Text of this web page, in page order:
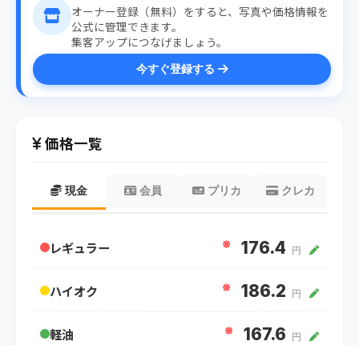
オーナー登録（無料）をすると、写真や価格情報を
公式に管理できます。
集客アップにつなげましょう。
今すぐ登録する
価格一覧
現金 会員 プリカ クレカ
レギュラー ※ 176.4 円
ハイオク ※ 186.2 円
軽油 ※ 167.6 円